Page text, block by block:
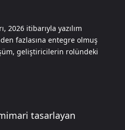
2026 itibarıyla yazılım
fazlasına entegre olmuş
geliştiricilerin rolündeki
tasarlayan